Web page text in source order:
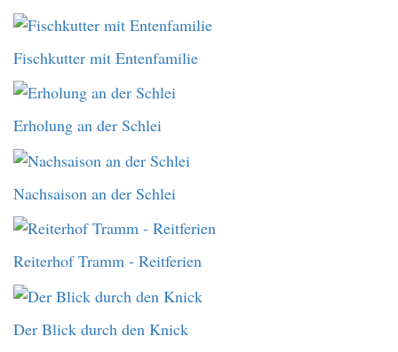
Fischkutter mit Entenfamilie
Erholung an der Schlei
Nachsaison an der Schlei
Reiterhof Tramm - Reitferien
Der Blick durch den Knick